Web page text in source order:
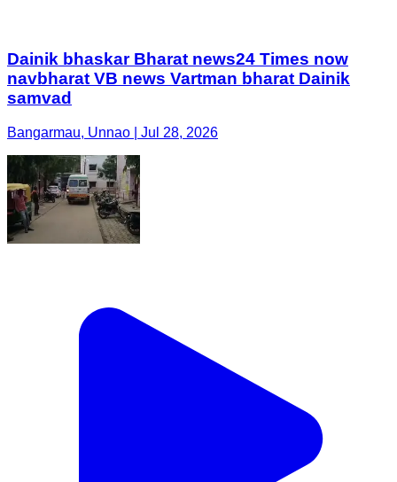
Dainik bhaskar Bharat news24 Times now
navbharat VB news Vartman bharat Dainik
samvad
Bangarmau, Unnao | Jul 28, 2026